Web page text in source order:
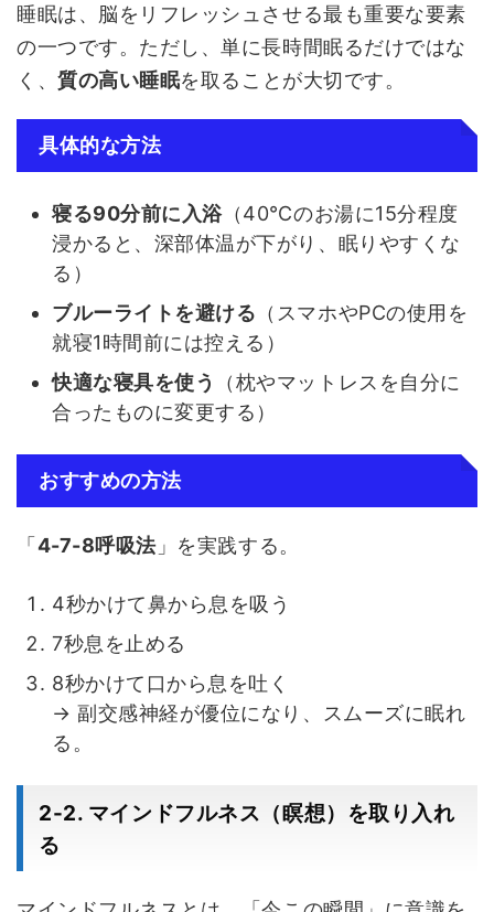
睡眠は、脳をリフレッシュさせる最も重要な要素
の一つです。ただし、単に長時間眠るだけではな
く、質の高い睡眠を取ることが大切です。
具体的な方法
寝る90分前に入浴（40℃のお湯に15分程度
浸かると、深部体温が下がり、眠りやすくな
る）
ブルーライトを避ける （スマホやPCの使用を
就寝1時間前には控える）
快適な寝具を使う
（枕やマットレスを自分に
合ったものに変更する）
おすすめの方法
「 4-7-8呼吸法」を実践する。
4秒かけて鼻から息を吸う
7秒息を止める
8秒かけて口から息を吐く
→ 副交感神経が優位になり、スムーズに眠れ
る。
2-2. マインドフルネス（瞑想）を取り入れ
る